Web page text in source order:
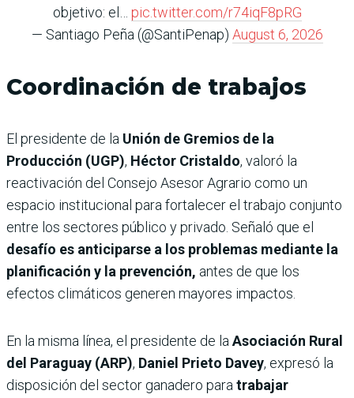
objetivo: el… pic.twitter.com/r74iqF8pRG
— Santiago Peña (@SantiPenap) August 6, 2026
Coordinación de trabajos
El presidente de la Unión de Gremios de la
Producción (UGP), Héctor Cristaldo, valoró la
reactivación del Consejo Asesor Agrario como un
espacio institucional para fortalecer el trabajo conjunto
entre los sectores público y privado. Señaló que el
desafío es anticiparse a los problemas mediante la
planificación y la prevención, antes de que los
efectos climáticos generen mayores impactos.
En la misma línea, el presidente de la Asociación Rural
del Paraguay (ARP), Daniel Prieto Davey, expresó la
disposición del sector ganadero para trabajar